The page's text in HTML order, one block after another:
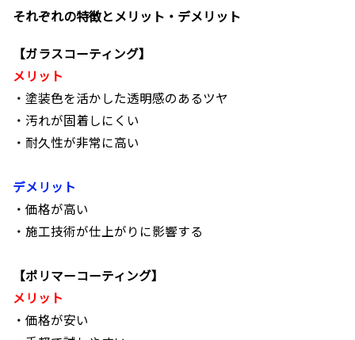
それぞれの特徴とメリット・デメリット
【ガラスコーティング】
メリット
・塗装色を活かした透明感のあるツヤ
・汚れが固着しにくい
・耐久性が非常に高い
デメリット
・価格が高い
・施工技術が仕上がりに影響する
【ポリマーコーティング】
メリット
・価格が安い